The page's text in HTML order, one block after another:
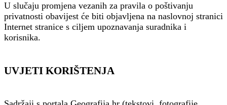
U slučaju promjena vezanih za pravila o poštivanju
privatnosti obavijest će biti objavljena na naslovnoj stranici
Internet stranice s ciljem upoznavanja suradnika i
korisnika.
UVJETI KORIŠTENJA